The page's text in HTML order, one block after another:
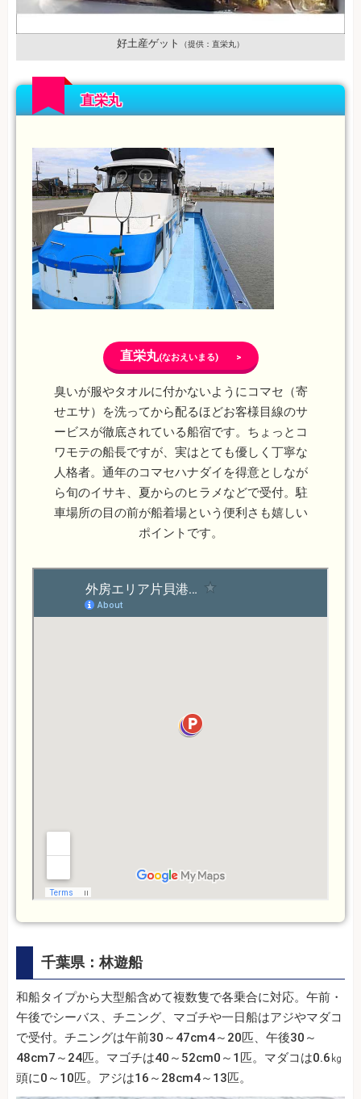
好土産ゲット （提供：直栄丸）
直栄丸
直栄丸(なおえいまる) >
臭いが服やタオルに付かないようにコマセ（寄
せエサ）を洗ってから配るほどお客様目線のサ
ービスが徹底されている船宿です。ちょっとコ
ワモテの船長ですが、実はとても優しく丁寧な
人格者。通年のコマセハナダイを得意としなが
ら旬のイサキ、夏からのヒラメなどで受付。駐
車場所の目の前が船着場という便利さも嬉しい
ポイントです。
千葉県：林遊船
和船タイプから大型船含めて複数隻で各乗合に対応。午前・
午後でシーバス、チニング、マゴチや一日船はアジやマダコ
で受付。チニングは午前30～47cm4～20匹、午後30～
48cm7～24匹。マゴチは40～52cm0～1匹。マダコは0.6㎏
頭に0～10匹。アジは16～28cm4～13匹。